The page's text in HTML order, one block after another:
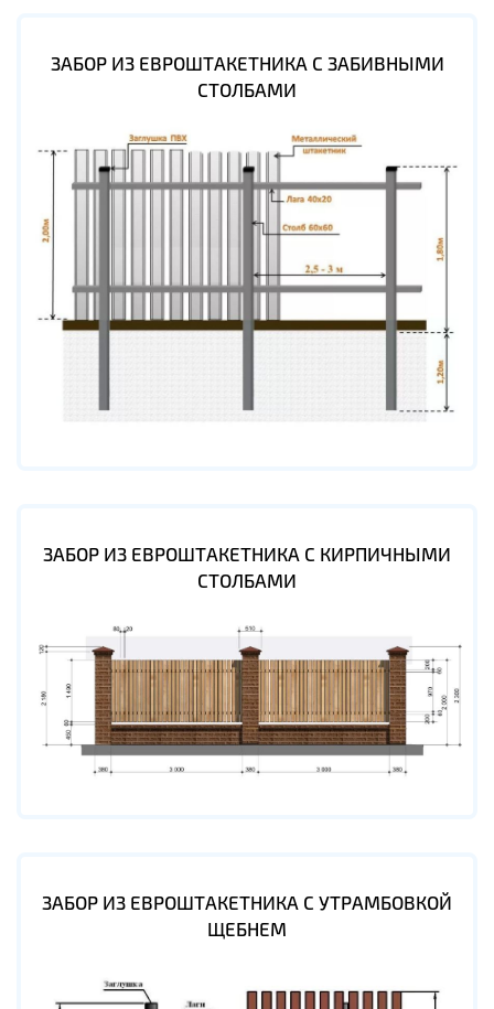
ЗАБОР ИЗ ЕВРОШТАКЕТНИКА С ЗАБИВНЫМИ
СТОЛБАМИ
ЗАБОР ИЗ ЕВРОШТАКЕТНИКА С КИРПИЧНЫМИ
СТОЛБАМИ
ЗАБОР ИЗ ЕВРОШТАКЕТНИКА С УТРАМБОВКОЙ
ЩЕБНЕМ